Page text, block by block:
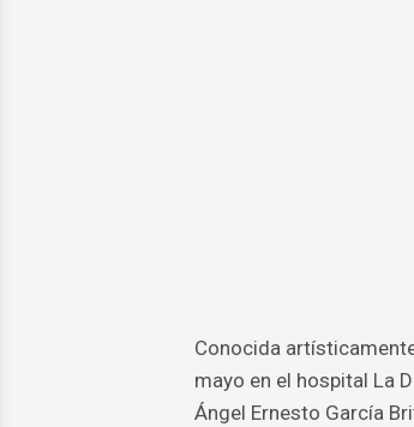
Conocida
mayo en el hospital La
Ángel Ernesto García